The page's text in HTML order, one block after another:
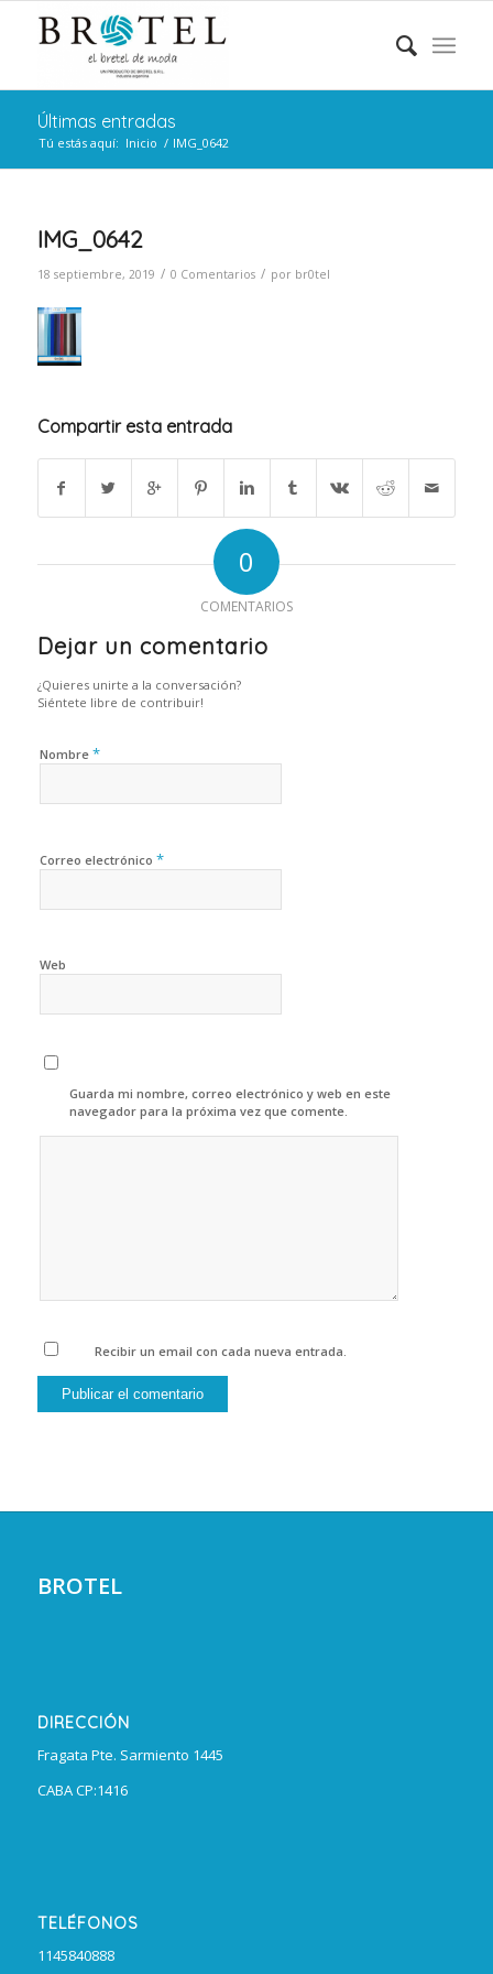
Últimas entradas
Tú estás aquí: Inicio / IMG_0642
IMG_0642
18 septiembre, 2019 / 0 Comentarios / por br0tel
Compartir esta entrada
0
COMENTARIOS
Dejar un comentario
¿Quieres unirte a la conversación?
Siéntete libre de contribuir!
Nombre *
Correo electrónico *
Web
Guarda mi nombre, correo electrónico y web en este
navegador para la próxima vez que comente.
Recibir un email con cada nueva entrada.
BROTEL
DIRECCIÓN
Fragata Pte. Sarmiento 1445
CABA CP:1416
TELÉFONOS
1145840888